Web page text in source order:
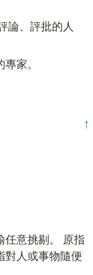
論、評批的人
家。
↑
任意挑剔。 原指
對人或事物隨便